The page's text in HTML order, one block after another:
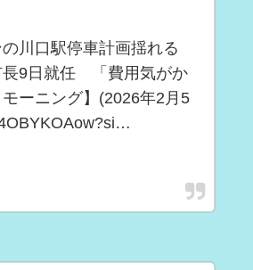
の川口駅停車計画揺れる
長9日就任 「費用気がか
ーニング】(2026年2月5